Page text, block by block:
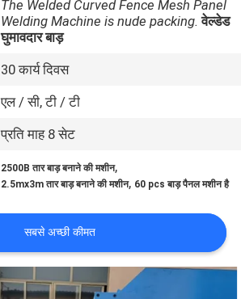
The Welded Curved Fence Mesh Panel
Welding Machine is nude packing. वेल्डेड
घुमावदार बाड़
30 कार्य दिवस
एल / सी, टी / टी
प्रति माह 8 सेट
2500B तार बाड़ बनाने की मशीन,
2.5mx3m तार बाड़ बनाने की मशीन, 60 pcs बाड़ पैनल मशीन है
सबसे अच्छी कीमत